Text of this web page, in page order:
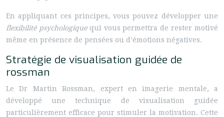
En appliquant ces principes, vous pouvez développer une
flexibilité psychologique qui vous permettra de rester motivé
même en présence de pensées ou d’émotions négatives.
Stratégie de visualisation guidée de
rossman
Le Dr Martin Rossman, expert en imagerie mentale, a
développé une technique de visualisation guidée
particulièrement efficace pour stimuler la motivation. Cette